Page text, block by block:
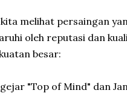
kita melihat persaingan
oleh reputasi dan
besar:
"Top of Mind" dan